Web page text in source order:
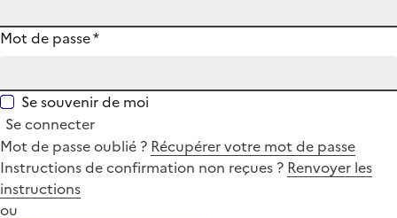
Mot de passe*
Se souvenir de moi
Se connecter
Mot de passe oublié ? Récupérer votre mot de passe
Instructions de confirmation non reçues ? Renvoyer les
instructions
ou